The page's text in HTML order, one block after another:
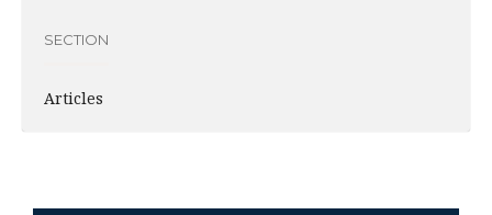
SECTION
Articles